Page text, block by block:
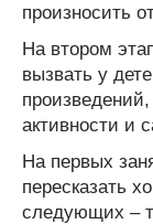
произносить
На втором
вызвать у
активности и
На первых
пересказать
следующих –